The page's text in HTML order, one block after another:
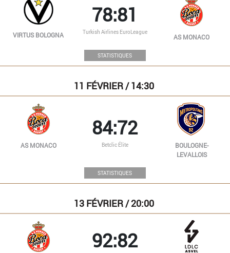
VIRTUS BOLOGNA
78:81
Turkish Airlines EuroLeague
AS MONACO
STATISTIQUES
11 FÉVRIER / 14:30
AS MONACO
84:72
Betclic Élite
BOULOGNE-
LEVALLOIS
STATISTIQUES
13 FÉVRIER / 20:00
92:82